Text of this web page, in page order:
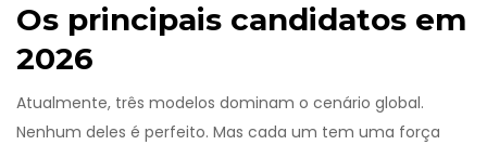
Os principais candidatos em
2026
Atualmente, três modelos dominam o cenário global.
Nenhum deles é perfeito. Mas cada um tem uma força